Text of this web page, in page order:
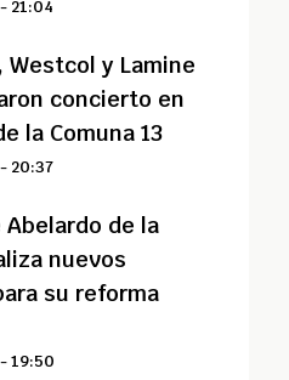
21:04
Westcol y Lamine
concierto en
la Comuna 13
20:37
Abelardo de la
nuevos
su reforma
19:50